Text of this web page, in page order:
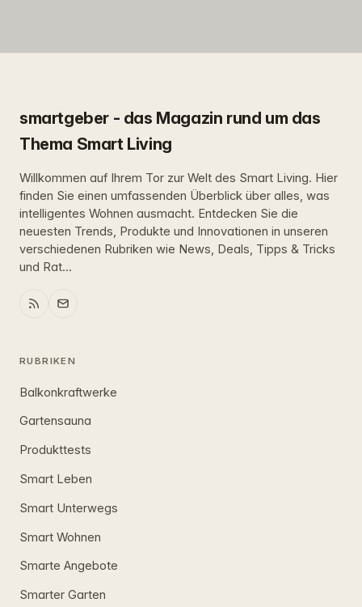
smartgeber - das Magazin rund um das
Thema Smart Living
Willkommen auf Ihrem Tor zur Welt des Smart Living. Hier
finden Sie einen umfassenden Überblick über alles, was
intelligentes Wohnen ausmacht. Entdecken Sie die
neuesten Trends, Produkte und Innovationen in unseren
verschiedenen Rubriken wie News, Deals, Tipps & Tricks
und Rat...
RUBRIKEN
Balkonkraftwerke
Gartensauna
Produkttests
Smart Leben
Smart Unterwegs
Smart Wohnen
Smarte Angebote
Smarter Garten